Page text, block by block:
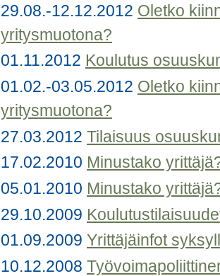
29.08.-12.12.2012 Oletko
yritysmuotona?
01.11.2012 Koulutus
01.02.-03.05.2012 Oletko
yritysmuotona?
27.03.2012 Tilaisuus
17.02.2010 Minustako
05.01.2010 Minustako
29.10.2009
01.09.2009 Yrittäjäinfot
10.12.2008